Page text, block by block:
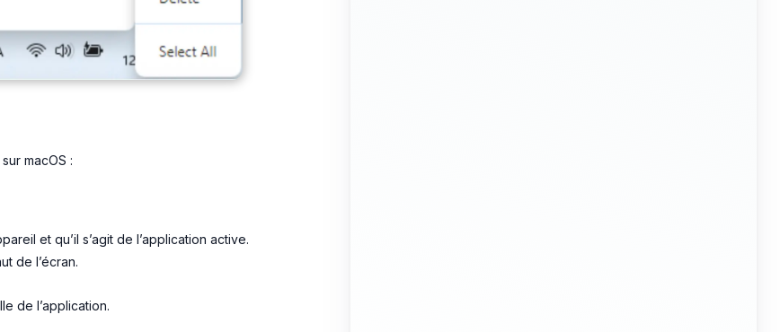
macOS :
et qu’il s’agit de l’application active.
de l’écran.
de l’application.